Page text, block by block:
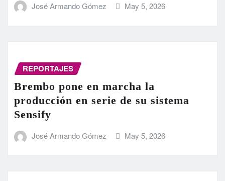
José Armando Gómez May 5, 2026
REPORTAJES
Brembo pone en marcha la
producción en serie de su sistema
Sensify
José Armando Gómez May 5, 2026